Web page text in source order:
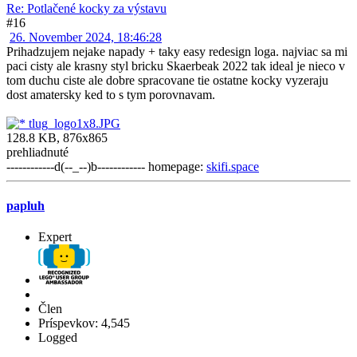
Re: Potlačené kocky za výstavu
#16
26. November 2024, 18:46:28
Prihadzujem nejake napady + taky easy redesign loga. najviac sa mi
paci cisty ale krasny styl bricku Skaerbeak 2022 tak ideal je nieco v
tom duchu ciste ale dobre spracovane tie ostatne kocky vyzeraju
dost amatersky ked to s tym porovnavam.
tlug_logo1x8.JPG
128.8 KB, 876x865
prehliadnuté
------------d(--_--)b------------ homepage: skifi.space
papluh
Expert
Člen
Príspevkov: 4,545
Logged